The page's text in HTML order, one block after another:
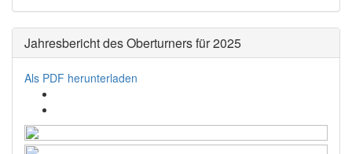
Jahresbericht des Oberturners für 2025
Als PDF herunterladen